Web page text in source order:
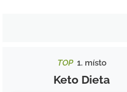
TOP1. místo
Keto Dieta